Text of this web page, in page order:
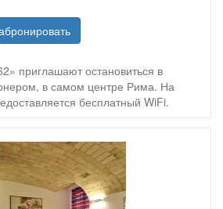
приглашают остановиться в
в самом центре Рима. На
бесплатный WiFi.